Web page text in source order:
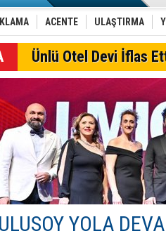
ACENTE ULAŞTIRMA
Ünlü Otel Devi İflas
YOLA